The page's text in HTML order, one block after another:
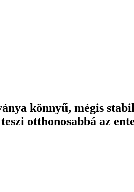
könnyű, mégis
otthonosabbá az